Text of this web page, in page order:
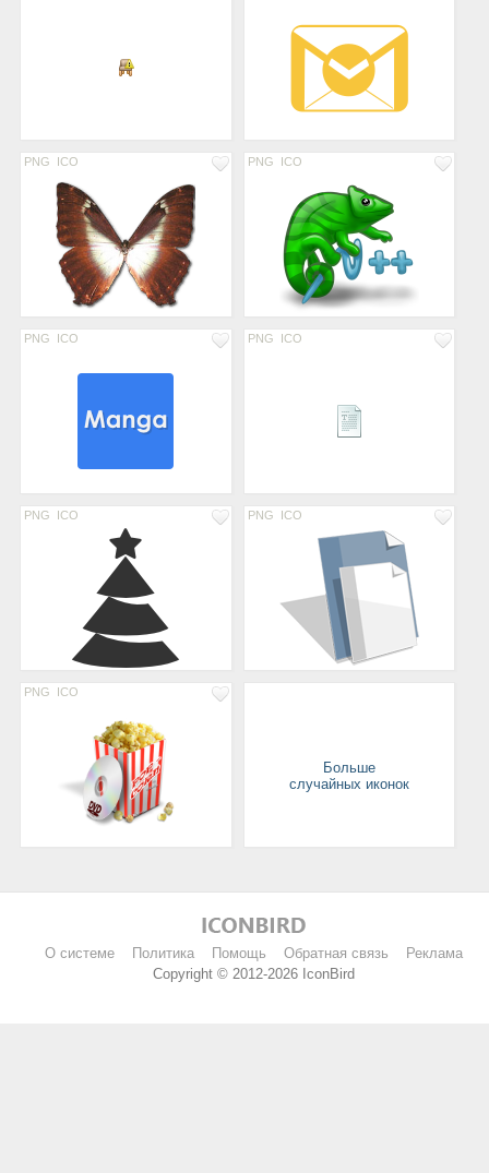
PNG ICO PNG ICO
PNG ICO PNG ICO
PNG ICO PNG ICO
PNG ICO
Больше
случайных иконок
О системе Политика Помощь Обратная связь
Реклама
Copyright © 2012-2026 IconBird